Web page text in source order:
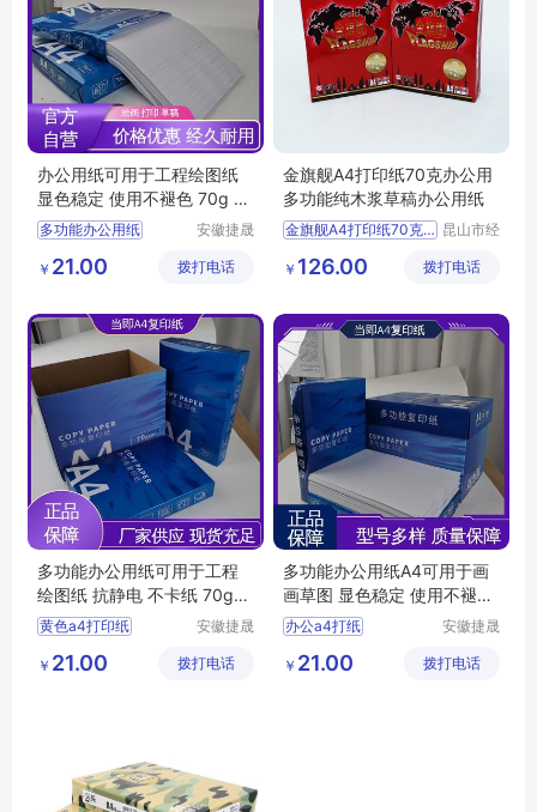
办公用纸可用于工程绘图纸
显色稳定 使用不褪色 70g 当
即
多功能办公用纸
彩色多功能办公纸
办公a4打印纸
安徽捷晟
公司
￥ 21.00 拨打电话
金旗舰A4打印纸70克办公用
多功能纯木浆草稿办公用纸
金旗舰A4打印纸70克办公用多功能纯木浆草稿办公用纸
办公用纸
复印纸
昆山市经
发区万仕
￥ 126.00 拨打电话
多功能办公用纸可用于工程
绘图纸 抗静电 不卡纸 70g
当即
黄色a4打印纸
彩色无尘打印纸
安徽捷晟
公司
￥ 21.00 拨打电话
多功能办公用纸A4可用于画
画草图 显色稳定 使用不褪色
70g 当即
办公a4打纸
多功能办公用纸
安徽捷晟
公司
￥ 21.00 拨打电话